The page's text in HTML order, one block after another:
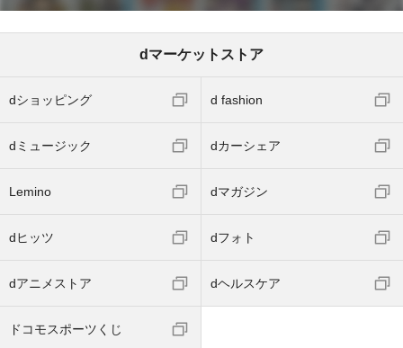
dマーケットストア
dショッピング d fashion
dミュージック dカーシェア
Lemino dマガジン
dヒッツ dフォト
dアニメストア dヘルスケア
ドコモスポーツくじ